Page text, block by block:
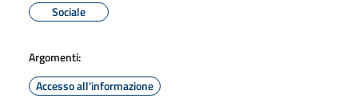
Sociale
Argomenti:
Accesso all'informazione